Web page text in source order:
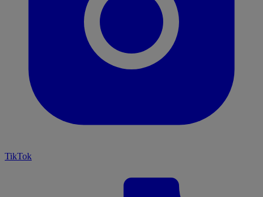
TikTok